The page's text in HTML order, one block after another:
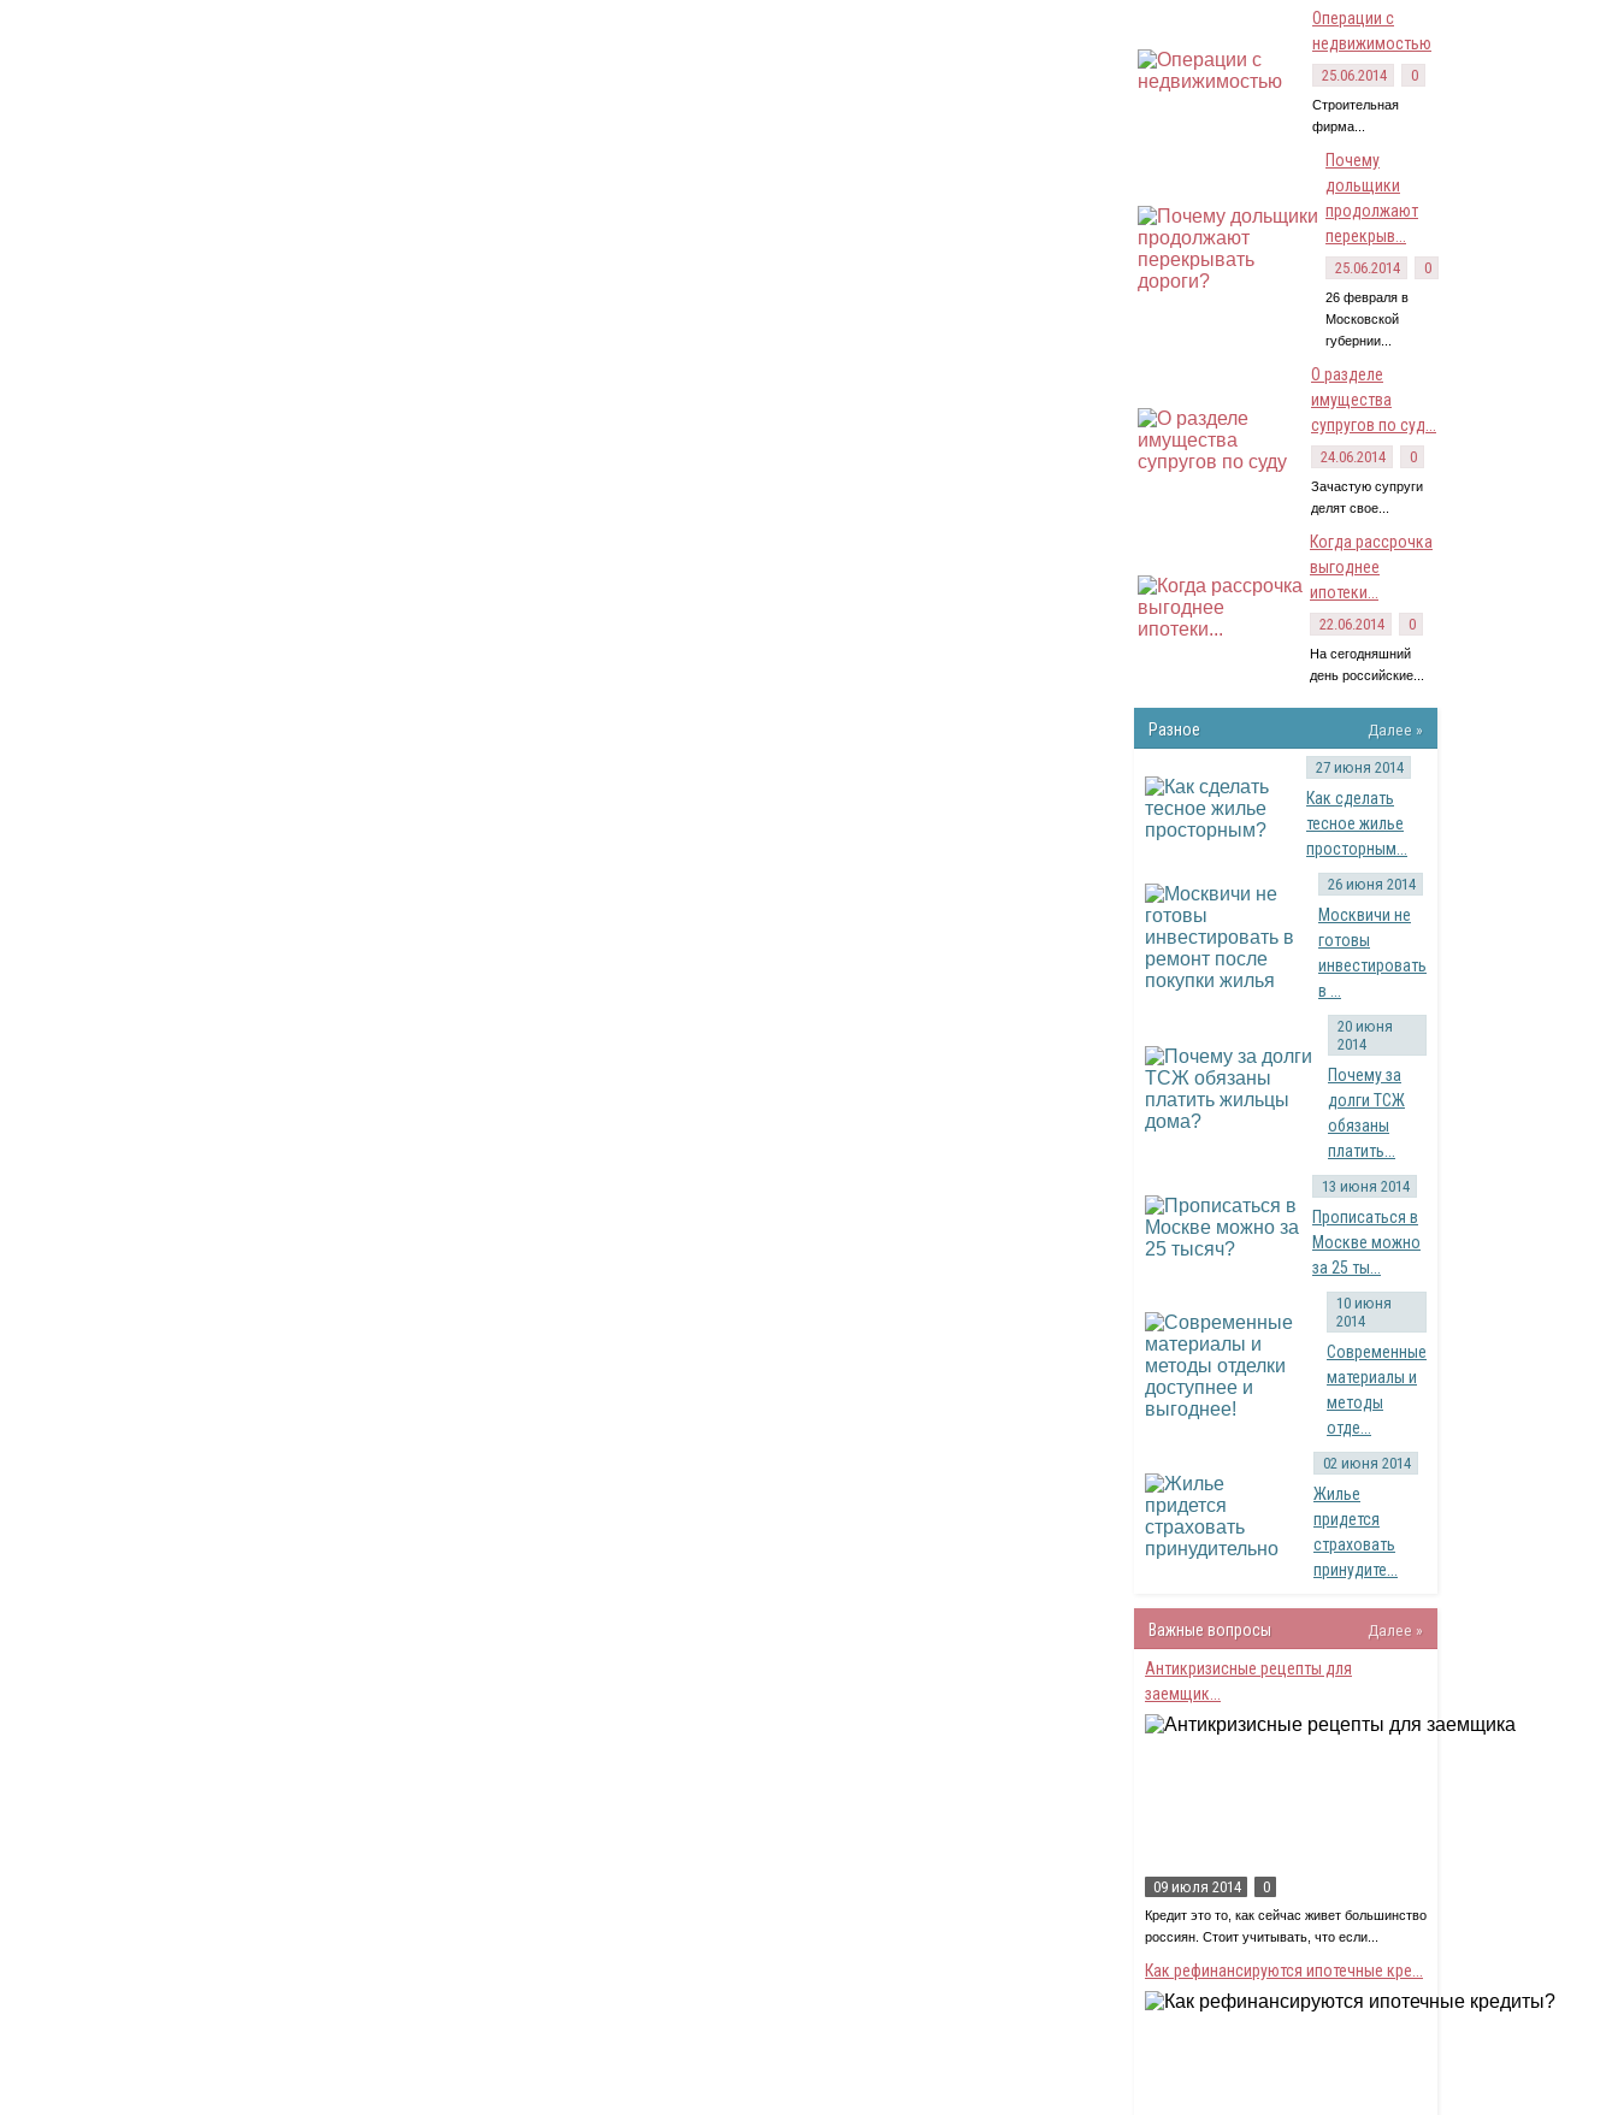
Операции с
недвижимостью
25.06.2014 0
Строительная
фирма...
Почему
дольщики
продолжают
перекрыв...
25.06.2014 0
26 февраля в
Московской
губернии...
О разделе
имущества
супругов по суд...
24.06.2014 0
Зачастую супруги
делят свое...
Когда рассрочка
выгоднее
ипотеки...
22.06.2014 0
На сегодняшний
день российские...
Разное Далее »
27 июня 2014
Как сделать
тесное жилье
просторным...
26 июня 2014
Москвичи не
готовы
инвестировать
в ...
20 июня
2014
Почему за
долги ТСЖ
обязаны
платить...
13 июня 2014
Прописаться в
Москве можно
за 25 ты...
10 июня
2014
Современные
материалы и
методы
отде...
02 июня 2014
Жилье
придется
страховать
принудите...
Важные вопросы
Далее »
Антикризисные рецепты для
заемщик...
09 июля 2014 0
Кредит это то, как сейчас живет большинство
россиян. Стоит учитывать, что если...
Как рефинансируются ипотечные кре...